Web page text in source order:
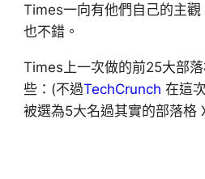
Times一向有他們自己的主
也不錯。
Times上一次做的前25大部
些：(不過TechCrunch 在這
被選為5大名過其實的部落格